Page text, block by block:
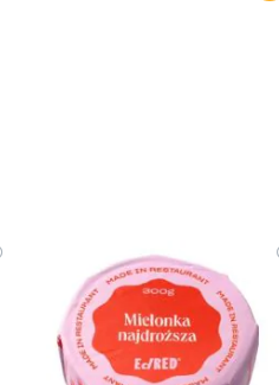
Dodaj
ulubionych